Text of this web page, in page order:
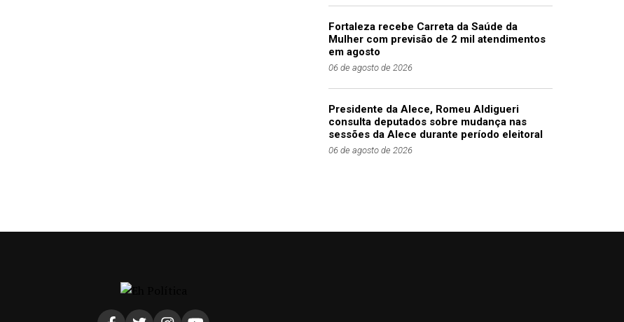
Fortaleza recebe Carreta da Saúde da
Mulher com previsão de 2 mil atendimentos
em agosto
06 de agosto de 2026
Presidente da Alece, Romeu Aldigueri
consulta deputados sobre mudança nas
sessões da Alece durante período eleitoral
06 de agosto de 2026